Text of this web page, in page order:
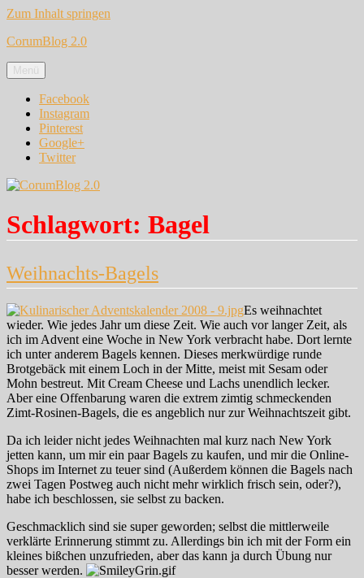
Zum Inhalt springen
CorumBlog 2.0
Menü
Facebook
Instagram
Pinterest
Google+
Twitter
Schlagwort: Bagel
Weihnachts-Bagels
Es weihnachtet
wieder. Wie jedes Jahr um diese Zeit. Wie auch vor langer Zeit, als
ich im Advent eine Woche in New York verbracht habe. Dort lernte
ich unter anderem Bagels kennen. Dieses merkwürdige runde
Brotgebäck mit einem Loch in der Mitte, meist mit Sesam oder
Mohn bestreut. Mit Cream Cheese und Lachs unendlich lecker.
Aber eine Offenbarung waren die extrem zimtig schmeckenden
Zimt-Rosinen-Bagels, die es angeblich nur zur Weihnachtszeit gibt.
Da ich leider nicht jedes Weihnachten mal kurz nach New York
jetten kann, um mir ein paar Bagels zu kaufen, und mir die Online-
Shops im Internet zu teuer sind (Außerdem können die Bagels nach
zwei Tagen Postweg auch nicht mehr wirklich frisch sein, oder?),
habe ich beschlossen, sie selbst zu backen.
Geschmacklich sind sie super geworden; selbst die mittlerweile
verklärte Erinnerung stimmt zu. Allerdings bin ich mit der Form ein
kleines bißchen unzufrieden, aber das kann ja durch Übung nur
besser werden.